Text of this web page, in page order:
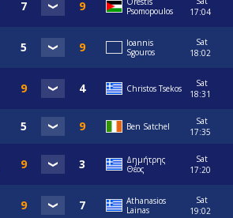
Psomopoulos
17:04
Ioannis
Sgouros
Sat
18:02
Christos Tsekos
Sat
18:31
Ben Satchel
Sat
17:35
Δημήτρης
Θέος
Sat
17:20
Athanasios
Lainas
Sat
19:02